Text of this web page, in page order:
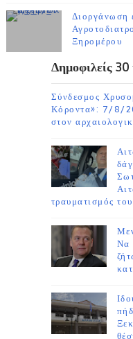
Διοργάνωση
Ξηρομέρου
Δημοφιλείς
Σύνδεσμος
Κόροντα»: 7/8/
στον
τραυματισμός
Να